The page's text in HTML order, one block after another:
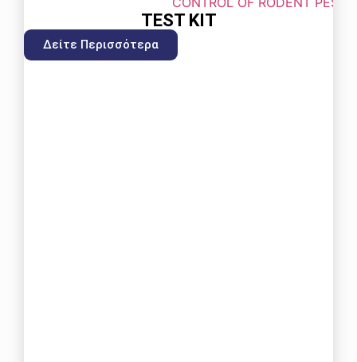
ΤEST KIT
Δείτε Περισσότερα